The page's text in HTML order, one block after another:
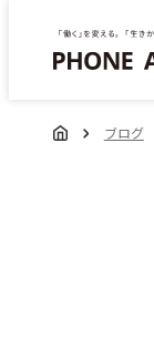
ブログ